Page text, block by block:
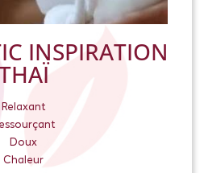
INSPIRATION
Relaxant
Doux
Chaleur